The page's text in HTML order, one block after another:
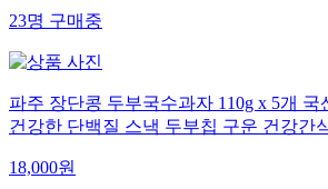
23명 구매중
파주 장단콩 두부국수과자 110g x 5개
건강한 단백질 스낵 두부칩 구운 건강간
18,000원